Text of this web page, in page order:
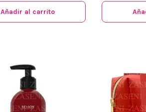
Añadir al carrito